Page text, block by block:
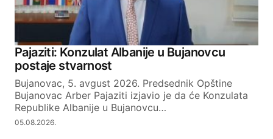
Pajaziti: Konzulat Albanije u Bujanovcu
postaje stvarnost
Bujanovac, 5. avgust 2026. Predsednik Opštine
Bujanovac Arber Pajaziti izjavio je da će Konzulata
Republike Albanije u Bujanovcu…
05.08.2026.